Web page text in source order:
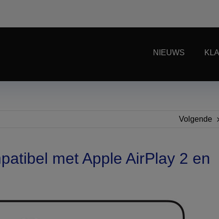
NIEUWS
Volgende
met Apple AirPlay 2 en